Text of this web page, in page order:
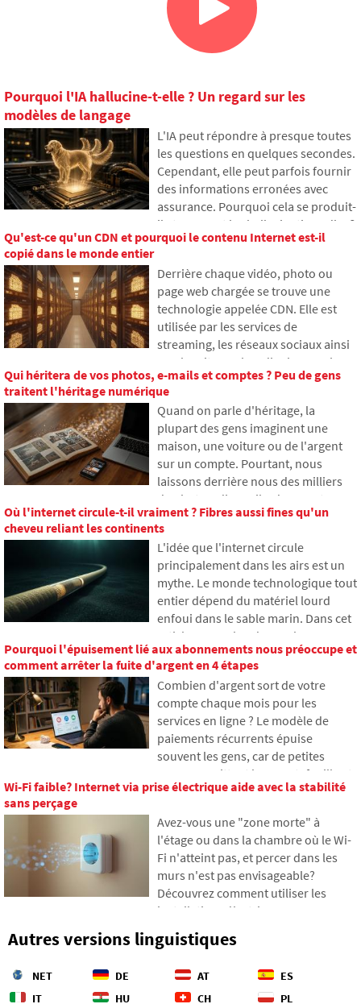
Pourquoi l'IA hallucine-t-elle ? Un regard sur les
modèles de langage
L'IA peut répondre à presque toutes
les questions en quelques secondes.
Cependant, elle peut parfois fournir
des informations erronées avec
assurance. Pourquoi cela se produit-
il et que sont les hallucinations d'IA ?
Dans cet article, nous expliquons
langage fonctionnent, pourquoi ils
génèrent parfois des réponses
fausses et comment les
développeurs tentent
progressivement de limiter ce
Qu'est-ce qu'un CDN et pourquoi le contenu Internet est-il
copié dans le monde entier
Derrière chaque vidéo, photo ou
page web chargée se trouve une
technologie appelée CDN. Elle est
utilisée par les services de
streaming, les réseaux sociaux ainsi
que les sites web ordinaires, mais
beaucoup n'en ont jamais entendu
parler. Dans cet article, nous
expliquerons ce que signifie cet
acronyme, comment il fonctionne,
pourquoi le contenu Internet est
stocké à différents endroits dans le
monde et pourquoi Internet ne peut
Qui héritera de vos photos, e-mails et comptes ? Peu de gens
traitent l'héritage numérique
Quand on parle d'héritage, la
plupart des gens imaginent une
maison, une voiture ou de l'argent
sur un compte. Pourtant, nous
laissons derrière nous des milliers
de photos, d'e-mails, de comptes sur
les réseaux sociaux ou des données
stockées dans le cloud. Que
deviennent-ils après la mort et qui y
aura accès ? Dans cet article, nous
examinons comment fonctionne
l'héritage numérique, pourquoi les
proches peuvent rencontrer des
comment organiser notre empreinte
en ligne dès aujourd'hui.
Où l'internet circule-t-il vraiment ? Fibres aussi fines qu'un
cheveu reliant les continents
L'idée que l'internet circule
principalement dans les airs est un
mythe. Le monde technologique tout
entier dépend du matériel lourd
enfoui dans le sable marin. Dans cet
article, nous aborderons la
technologie des câbles sous-marins.
Vous apprendrez comment
fonctionnent les fibres optiques, ce
qu'implique leur pose depuis des
navires et comment les profondeurs
océaniques sont devenues un
champ de bataille géopolitique.
Pourquoi l'épuisement lié aux abonnements nous préoccupe et
comment arrêter la fuite d'argent en 4 étapes
Combien d'argent sort de votre
compte chaque mois pour les
services en ligne ? Le modèle de
paiements récurrents épuise
souvent les gens, car de petites
sommes quittent leur portefeuille et
s'accumulent finalement en
nous nous appuierons sur des
données récentes de 2026, nous
montrerons la différence abyssale
entre nos estimations et la réalité, et
nous proposerons quatre étapes
dépenses.
Wi-Fi faible? Internet via prise électrique aide avec la stabilité
sans perçage
Avez-vous une "zone morte" à
l'étage ou dans la chambre où le Wi-
Fi n'atteint pas, et percer dans les
murs n'est pas envisageable?
Découvrez comment utiliser les
installations électriques que vous
transmettre Internet via le réseau
montrons comment fonctionne un
adaptateur CPL moderne, pourquoi
Autres versions linguistiques
NET DE AT
ES
IT
HU CH PL